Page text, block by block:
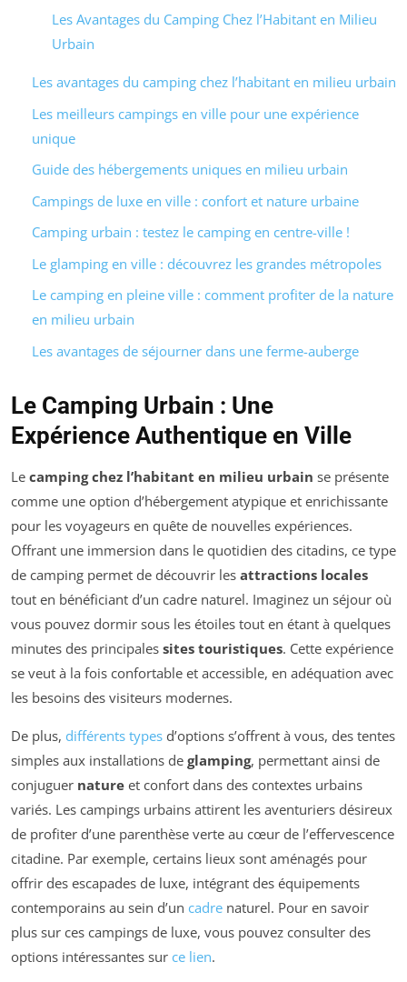
Les Avantages du Camping Chez l’Habitant en Milieu
Urbain
Les avantages du camping chez l’habitant en milieu urbain
Les meilleurs campings en ville pour une expérience
unique
Guide des hébergements uniques en milieu urbain
Campings de luxe en ville : confort et nature urbaine
Camping urbain : testez le camping en centre-ville !
Le glamping en ville : découvrez les grandes métropoles
Le camping en pleine ville : comment profiter de la nature
en milieu urbain
Les avantages de séjourner dans une ferme-auberge
Le Camping Urbain : Une
Expérience Authentique en Ville
Le camping chez l’habitant en milieu urbain se présente
comme une option d’hébergement atypique et enrichissante
pour les voyageurs en quête de nouvelles expériences.
Offrant une immersion dans le quotidien des citadins, ce type
de camping permet de découvrir les attractions locales
tout en bénéficiant d’un cadre naturel. Imaginez un séjour où
vous pouvez dormir sous les étoiles tout en étant à quelques
minutes des principales sites touristiques. Cette expérience
se veut à la fois confortable et accessible, en adéquation avec
les besoins des visiteurs modernes.
De plus, différents types d’options s’offrent à vous, des tentes
simples aux installations de glamping, permettant ainsi de
conjuguer nature et confort dans des contextes urbains
variés. Les campings urbains attirent les aventuriers désireux
de profiter d’une parenthèse verte au cœur de l’effervescence
citadine. Par exemple, certains lieux sont aménagés pour
offrir des escapades de luxe, intégrant des équipements
contemporains au sein d’un cadre naturel. Pour en savoir
plus sur ces campings de luxe, vous pouvez consulter des
options intéressantes sur ce lien.